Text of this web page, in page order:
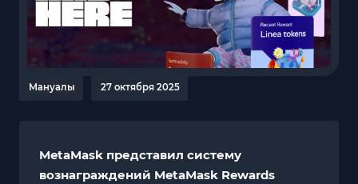
Мануалы 27 октября 2025
MetaMask представил систему
вознаграждений MetaMask Rewards